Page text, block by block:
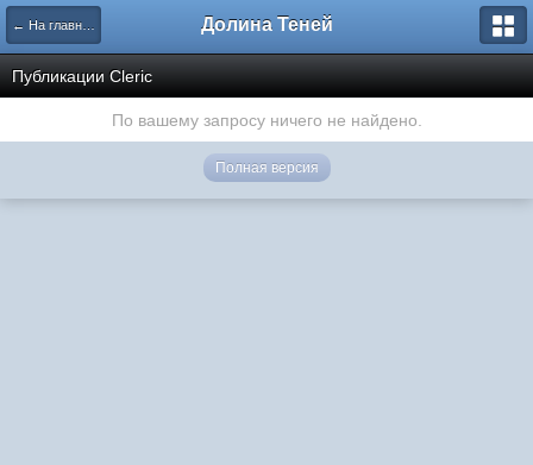
← На главную Долина Теней
Публикации Cleric
По вашему запросу ничего не найдено.
Полная версия